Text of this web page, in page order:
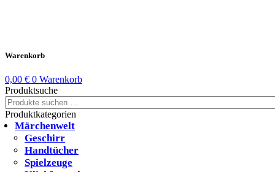
Warenkorb
0,00 € 0 Warenkorb
Produktsuche
Suchen
nach:
Produktkategorien
Märchenwelt
Geschirr
Handtücher
Spielzeuge